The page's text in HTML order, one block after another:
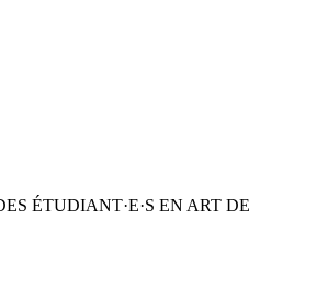
ÉTUDIANT·E·S EN ART DE